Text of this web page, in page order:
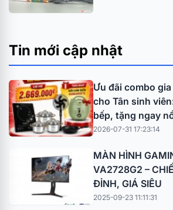
Tin mới cập nhật
Ưu đãi combo
cho Tân sinh
bếp, tặng ngay
2026-07-31 17:23:14
MÀN HÌNH
VA2728G2 –
ĐỈNH, GIÁ SIÊU
2025-09-23 11:11:31